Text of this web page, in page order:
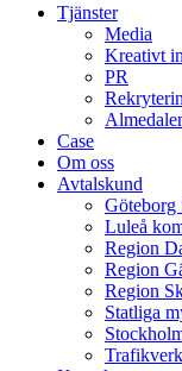
Tjänster
Media
Kreativt
PR
Case
Om oss
Avtalskund
Göteborg
Luleå
Region
Region
Region
Statliga